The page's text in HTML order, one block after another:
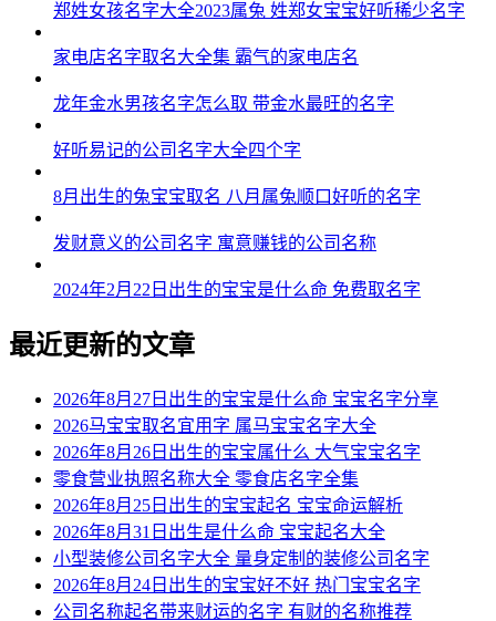
郑姓女孩名字大全2023属兔 姓郑女宝宝好听稀少名字
家电店名字取名大全集 霸气的家电店名
龙年金水男孩名字怎么取 带金水最旺的名字
好听易记的公司名字大全四个字
8月出生的兔宝宝取名 八月属兔顺口好听的名字
发财意义的公司名字 寓意赚钱的公司名称
2024年2月22日出生的宝宝是什么命 免费取名字
最近更新的文章
2026年8月27日出生的宝宝是什么命 宝宝名字分享
2026马宝宝取名宜用字 属马宝宝名字大全
2026年8月26日出生的宝宝属什么 大气宝宝名字
零食营业执照名称大全 零食店名字全集
2026年8月25日出生的宝宝起名 宝宝命运解析
2026年8月31日出生是什么命 宝宝起名大全
小型装修公司名字大全 量身定制的装修公司名字
2026年8月24日出生的宝宝好不好 热门宝宝名字
公司名称起名带来财运的名字 有财的名称推荐